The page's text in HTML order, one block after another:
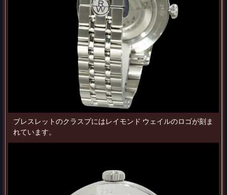
ブレスレットのクラスプにはレイモンド ウェイルのロゴが刻ま
れています。